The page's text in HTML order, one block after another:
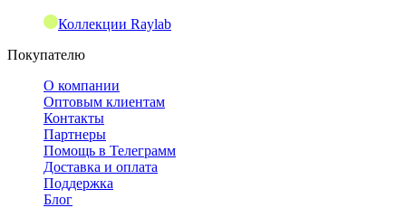
Коллекции Raylab
Покупателю
О компании
Оптовым клиентам
Контакты
Партнеры
Помощь в Телеграмм
Доставка и оплата
Поддержка
Блог